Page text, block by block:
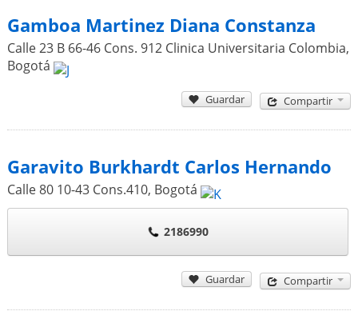
Gamboa Martinez Diana Constanza
Calle 23 B 66-46 Cons. 912 Clinica Universitaria Colombia,
Bogotá
Guardar Compartir
Garavito Burkhardt Carlos Hernando
Calle 80 10-43 Cons.410, Bogotá
2186990
Guardar Compartir